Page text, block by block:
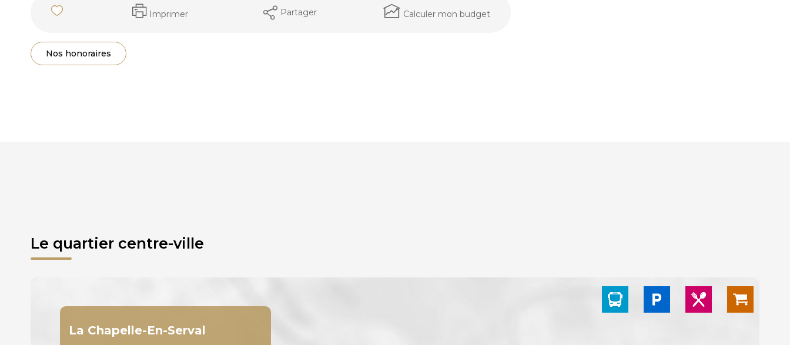
Imprimer Partager Calculer mon budget
Nos honoraires
Le quartier centre-ville
La Chapelle-En-Serval